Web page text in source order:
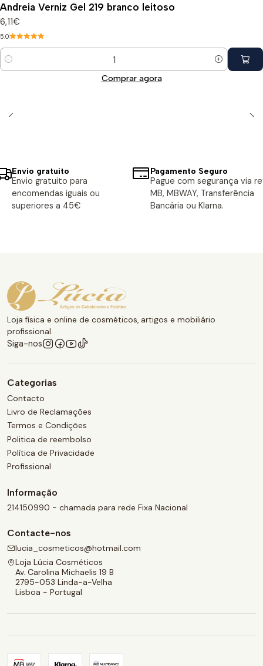
Andreia Verniz Gel 219 branco leitoso
6,11€
5.0
Quantidade
Comprar agora
Envio gratuito
Envio gratuito para
encomendas iguais ou
superiores a 45€
Pagamento Seguro
Pague com segurança via
MB, MBWAY, Transferência
Bancária ou Klarna.
Loja física e online de cosméticos, artigos e mobiliário
profissional.
Siga-nos
Categorias
Contacto
Livro de Reclamações
Termos e Condições
Politica de reembolso
Política de Privacidade
Profissional
Informação
214150990 - chamada para rede Fixa Nacional
Contacte-nos
lucia_cosmeticos@hotmail.com
Loja Lúcia Cosméticos
Av. Carolina Michaelis 19 B
2795-053 Linda-a-Velha
Lisboa - Portugal